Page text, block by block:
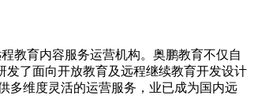
教育内容服务运营机构。奥鹏教育不仅自
了面向开放教育及远程继续教育开发设计
多维度灵活的运营服务，业已成为国内远